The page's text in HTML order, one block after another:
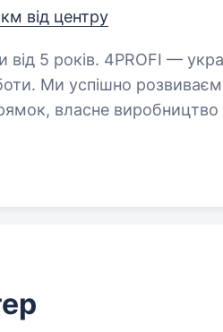
від центру
компанія
Ми успішно
власне